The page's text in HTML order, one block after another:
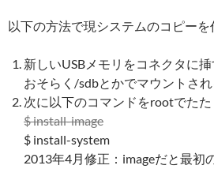
以下の方法で現システムのコピーを
新しいUSBメモリをコネクタに挿
おそらく/sdbとかでマウントさ
次に以下のコマンドをrootでたた
$ install-image
$ install-system
2013年4月修正：imageだと最初